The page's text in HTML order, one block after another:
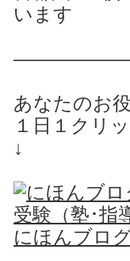
います
あなたのお
１日１クリ
↓
にほんブロ